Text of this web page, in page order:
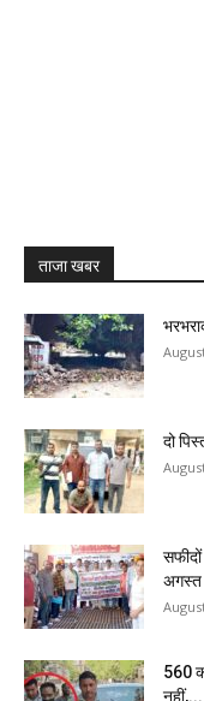
ताजा खबर
दो
अगस्त
₹560
नहीं,...